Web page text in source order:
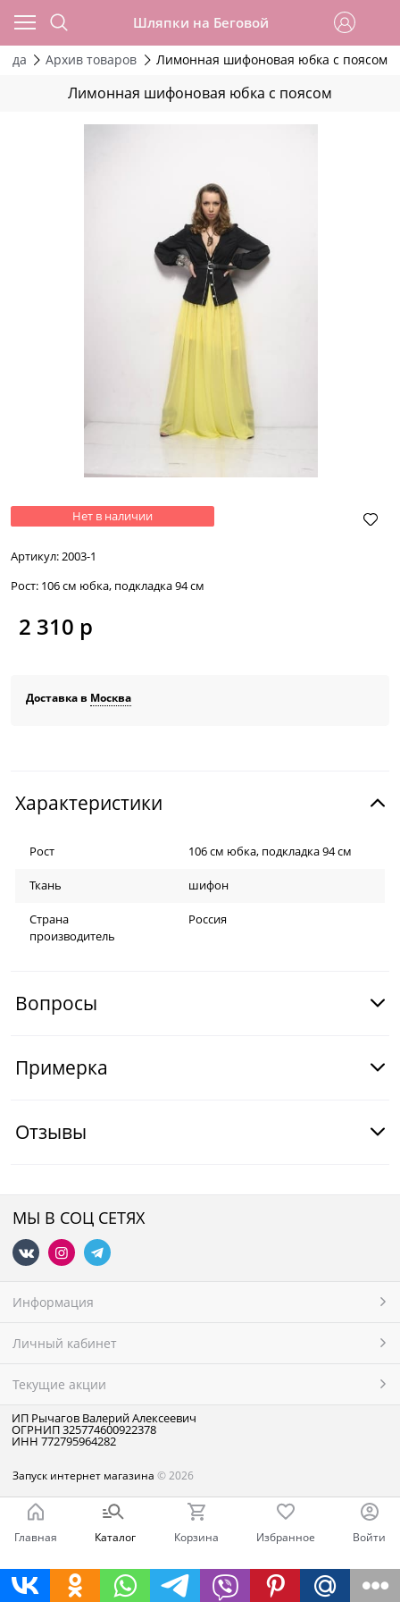
Шляпки на Беговой
Архив товаров Лимонная шифоновая юбка с поясом
Лимонная шифоновая юбка с поясом
Нет в наличии
Артикул:2003-1
Рост: 106 см юбка, подкладка 94 см
2 310 р
Доставка в Москва
Характеристики
Рост 106 см юбка, подкладка 94 см
Ткань шифон
Страна
производитель
Россия
Вопросы
Примерка
Отзывы
МЫ В СОЦ СЕТЯХ
Информация
Личный кабинет
Текущие акции
ИП Рычагов Валерий Алексеевич
ОГРНИП 325774600922378
ИНН 772795964282
Запуск интернет магазина © 2026
Главная Каталог Корзина Избранное Войти